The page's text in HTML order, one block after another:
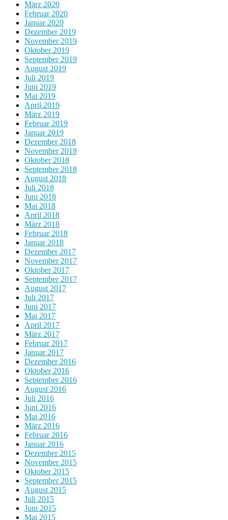
März 2020
Februar 2020
Januar 2020
Dezember 2019
November 2019
Oktober 2019
September 2019
August 2019
Juli 2019
Juni 2019
Mai 2019
April 2019
März 2019
Februar 2019
Januar 2019
Dezember 2018
November 2018
Oktober 2018
September 2018
August 2018
Juli 2018
Juni 2018
Mai 2018
April 2018
März 2018
Februar 2018
Januar 2018
Dezember 2017
November 2017
Oktober 2017
September 2017
August 2017
Juli 2017
Juni 2017
Mai 2017
April 2017
März 2017
Februar 2017
Januar 2017
Dezember 2016
Oktober 2016
September 2016
August 2016
Juli 2016
Juni 2016
Mai 2016
März 2016
Februar 2016
Januar 2016
Dezember 2015
November 2015
Oktober 2015
September 2015
August 2015
Juli 2015
Juni 2015
Mai 2015